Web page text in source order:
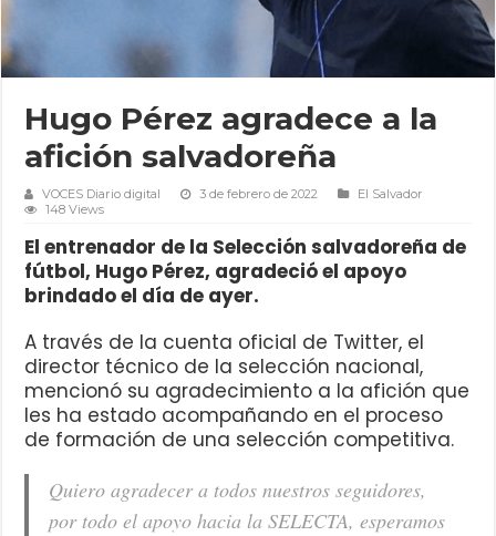
Hugo Pérez agradece a la
afición salvadoreña
VOCES Diario digital 3 de febrero de 2022
El Salvador
148 Views
El entrenador de la Selección salvadoreña de
fútbol, Hugo Pérez, agradeció el apoyo
brindado el día de ayer.
A través de la cuenta oficial de Twitter, el
director técnico de la selección nacional,
mencionó su agradecimiento a la afición que
les ha estado acompañando en el proceso
de formación de una selección competitiva.
Quiero agradecer a todos nuestros seguidores,
por todo el apoyo hacia la SELECTA, esperamos